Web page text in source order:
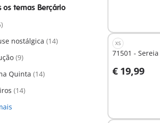
os temas Berçário
nostálgica (14)
(9)
Quinta (14)
(14)
XS
71501 -
€ 19,99
Ao carrinho